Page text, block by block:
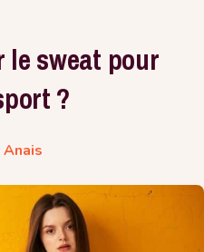
le sweat pour
?
Anais